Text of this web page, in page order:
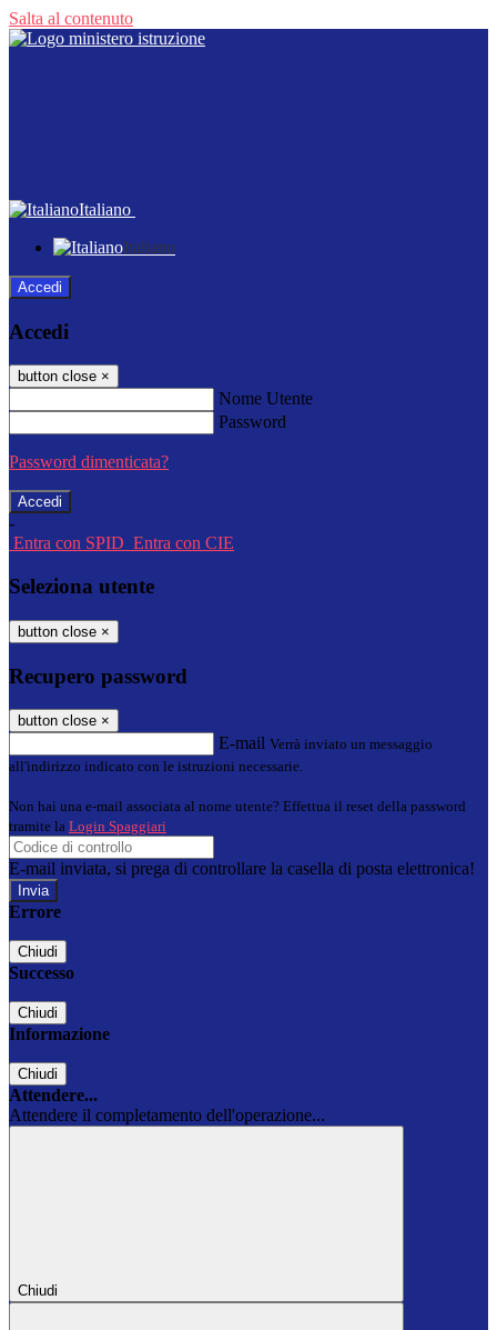
Salta al contenuto
Italiano
Italiano
Accedi
Accedi
button close ×
Nome Utente
Password
Password dimenticata?
-
Entra con SPID Entra con CIE
Seleziona utente
button close ×
Recupero password
button close ×
E-mail Verrà inviato un messaggio
all'indirizzo indicato con le istruzioni necessarie.
Non hai una e-mail associata al nome utente? Effettua il reset della password
tramite la Login Spaggiari
E-mail inviata, si prega di controllare la casella di posta elettronica!
Errore
Chiudi
Successo
Chiudi
Informazione
Chiudi
Attendere...
Attendere il completamento dell'operazione...
Chiudi